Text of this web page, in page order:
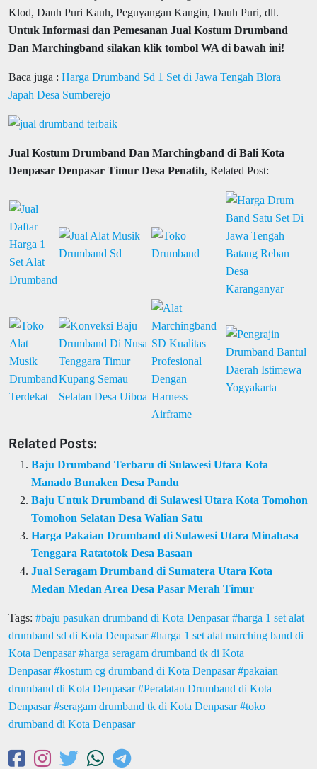
Klod, Dauh Puri Kauh, Peguyangan Kangin, Dauh Puri, dll.
Untuk Informasi dan Pemesanan Jual Kostum Drumband
Dan Marchingband silakan klik tombol WA di bawah ini!
Baca juga : Harga Drumband Sd 1 Set di Jawa Tengah Blora
Japah Desa Sumberejo
Jual Kostum Drumband Dan Marchingband di Bali Kota
Denpasar Denpasar Timur Desa Penatih, Related Post:
Related Posts:
Baju Drumband Terbaru di Sulawesi Utara Kota
Manado Bunaken Desa Pandu
Baju Untuk Drumband di Sulawesi Utara Kota Tomohon
Tomohon Selatan Desa Walian Satu
Harga Pakaian Drumband di Sulawesi Utara Minahasa
Tenggara Ratatotok Desa Basaan
Jual Seragam Drumband di Sumatera Utara Kota
Medan Medan Area Desa Pasar Merah Timur
Tags: baju pasukan drumband di Kota Denpasar
harga 1 set alat
drumband sd di Kota Denpasar
harga 1 set alat marching band di
Kota Denpasar
harga seragam drumband tk di Kota
Denpasar
kostum cg drumband di Kota Denpasar
pakaian
drumband di Kota Denpasar
Peralatan Drumband di Kota
Denpasar
seragam drumband tk di Kota Denpasar
toko
drumband di Kota Denpasar